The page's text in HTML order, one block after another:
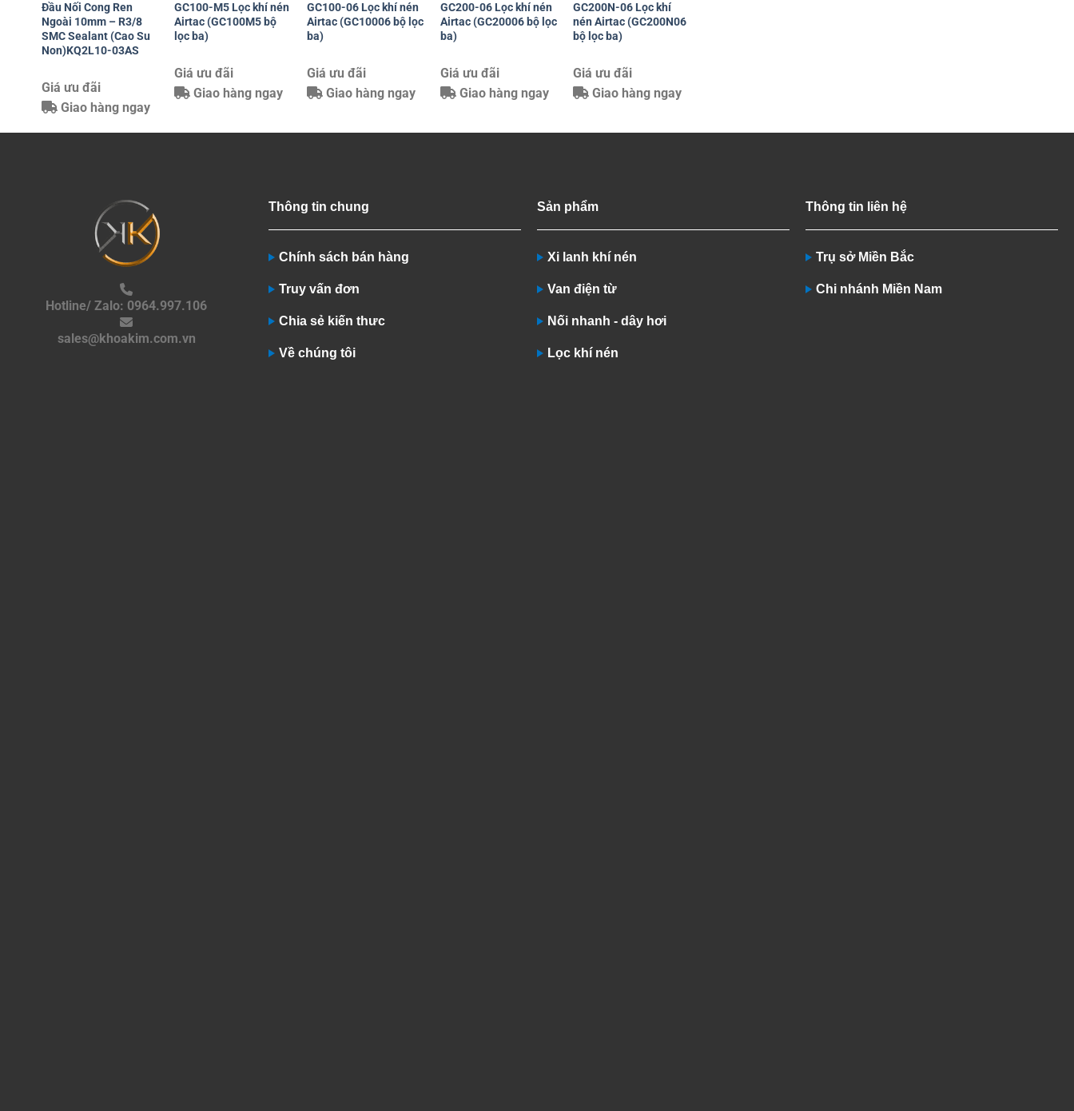
Đầu Nối Cong Ren
Ngoài 10mm – R3/8
SMC Sealant (Cao Su
Non)KQ2L10-03AS
Giá ưu đãi
Giao hàng ngay
GC100-M5 Lọc khí nén
Airtac (GC100M5 bộ
lọc ba)
Giá ưu đãi
Giao hàng ngay
GC100-06 Lọc khí nén
Airtac (GC10006 bộ lọc
ba)
Giá ưu đãi
Giao hàng ngay
GC200-06 Lọc khí nén
Airtac (GC20006 bộ lọc
ba)
Giá ưu đãi
Giao hàng ngay
GC200N-06 Lọc khí
nén Airtac (GC200N06
bộ lọc ba)
Giá ưu đãi
Giao hàng ngay
Hotline/ Zalo: 0964.997.106
sales@khoakim.com.vn
Thông tin chung
Chính sách bán hàng
Truy vấn đơn
Chia sẻ kiến thưc
Về chúng tôi
Sản phẩm
Xi lanh khí nén
Van điện từ
Nối nhanh - dây hơi
Lọc khí nén
Thông tin liên hệ
Trụ sở Miền Bắc
Chi nhánh Miền Nam